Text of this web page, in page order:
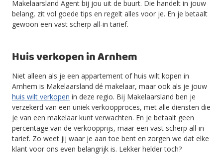
Makelaarsland Agent bij jou uit de buurt. Die handelt in jouw
belang, zit vol goede tips en regelt alles voor je. En je betaalt
gewoon een vast scherp all-in tarief.
Huis verkopen in Arnhem
Niet alleen als je een appartement of huis wilt kopen in
Arnhem is Makelaarsland dé makelaar, maar ook als je jouw
huis wilt verkopen in deze regio. Bij Makelaarsland ben je
verzekerd van een uniek verkoopproces, met alle diensten die
je van een makelaar kunt verwachten. En je betaalt geen
percentage van de verkoopprijs, maar een vast scherp all-in
tarief. Zo weet jij waar je aan toe bent en zorgen we dat elke
klant voor ons even belangrijk is. Lekker helder toch?